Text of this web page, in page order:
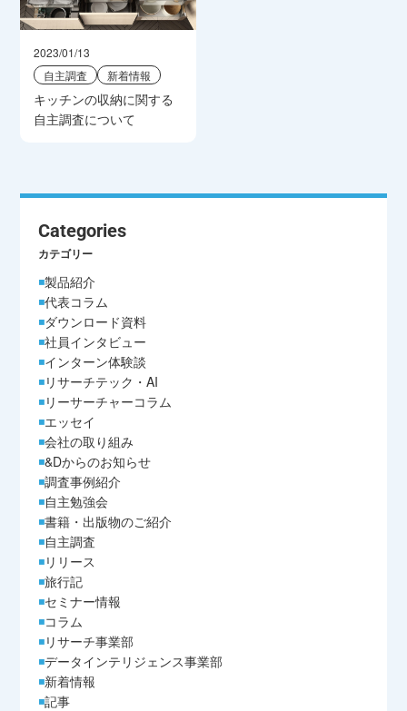
2023/01/13
自主調査
新着情報
キッチンの収納に関する
自主調査について
Categories
カテゴリー
製品紹介
代表コラム
ダウンロード資料
社員インタビュー
インターン体験談
リサーチテック・AI
リーサーチャーコラム
エッセイ
会社の取り組み
&Dからのお知らせ
調査事例紹介
自主勉強会
書籍・出版物のご紹介
自主調査
リリース
旅行記
セミナー情報
コラム
リサーチ事業部
データインテリジェンス事業部
新着情報
記事